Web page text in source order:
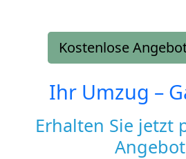
Kostenlose
Ihr Umzug –
Erhalten Sie jetzt